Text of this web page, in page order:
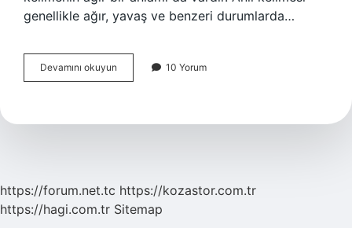
genellikle ağır, yavaş ve benzeri durumlarda…
Devamını okuyun
Eş
10 Yorum
https://forum.net.tc https://kozastor.com.tr
https://hagi.com.tr Sitemap